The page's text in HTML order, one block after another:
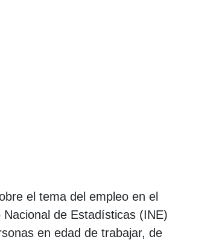
el tema del empleo en el
de Estadísticas (INE)
en edad de trabajar, de